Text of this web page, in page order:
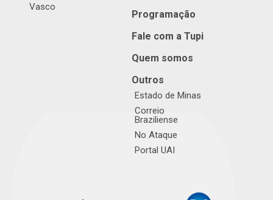
Vasco
Programação
Fale com a Tupi
Quem somos
Outros
Estado de Minas
Correio
Braziliense
No Ataque
Portal UAI